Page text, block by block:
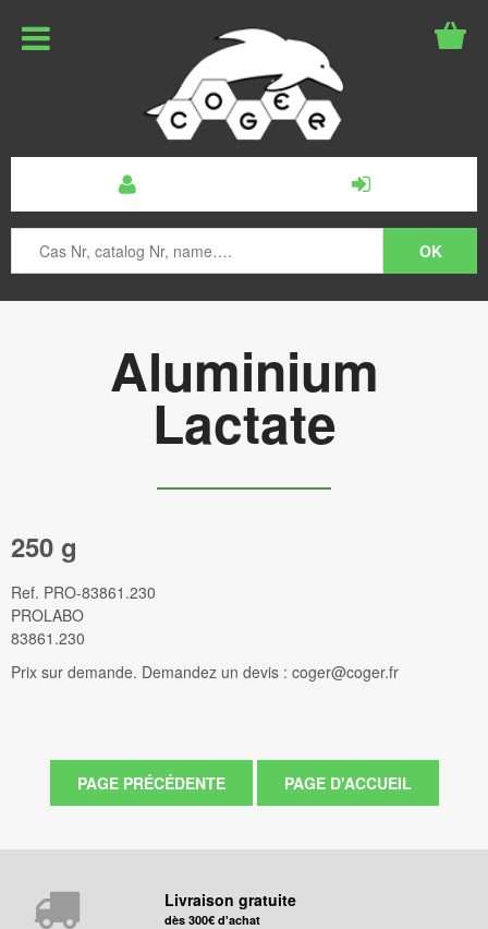
Aluminium
Lactate
250 g
Ref. PRO-83861.230
PROLABO
83861.230
Prix sur demande. Demandez un devis : coger@coger.fr
Livraison gratuite
dès 300€ d'achat